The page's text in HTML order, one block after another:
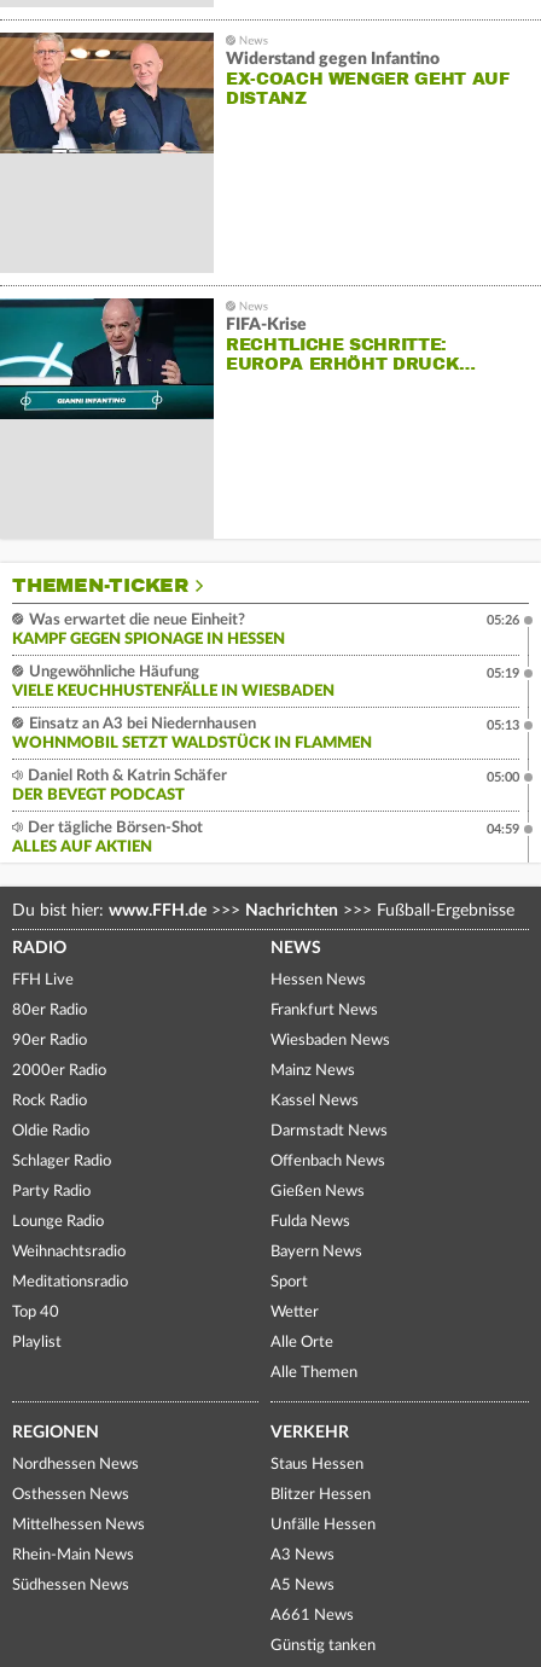
Widerstand gegen Infantino
EX-COACH WENGER GEHT AUF
DISTANZ
FIFA-Krise
RECHTLICHE SCHRITTE:
EUROPA ERHÖHT DRUCK…
THEMEN-TICKER
Was erwartet die neue Einheit?
KAMPF GEGEN SPIONAGE IN HESSEN
05:26
Ungewöhnliche Häufung
VIELE KEUCHHUSTENFÄLLE IN WIESBADEN
05:19
Einsatz an A3 bei Niedernhausen
WOHNMOBIL SETZT WALDSTÜCK IN FLAMMEN
05:13
Daniel Roth & Katrin Schäfer
DER BEVEGT PODCAST
05:00
Der tägliche Börsen-Shot
ALLES AUF AKTIEN
04:59
Du bist hier: www.FFH.de >>> Nachrichten >>> Fußball-Ergebnisse
RADIO
FFH Live
80er Radio
90er Radio
2000er Radio
Rock Radio
Oldie Radio
Schlager Radio
Party Radio
Lounge Radio
Weihnachtsradio
Meditationsradio
Top 40
Playlist
NEWS
Hessen News
Frankfurt News
Wiesbaden News
Mainz News
Kassel News
Darmstadt News
Offenbach News
Gießen News
Fulda News
Bayern News
Sport
Wetter
Alle Orte
Alle Themen
REGIONEN
Nordhessen News
Osthessen News
Mittelhessen News
Rhein-Main News
Südhessen News
VERKEHR
Staus Hessen
Blitzer Hessen
Unfälle Hessen
A3 News
A5 News
A661 News
Günstig tanken